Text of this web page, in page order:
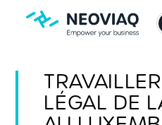
LÉGAL DE